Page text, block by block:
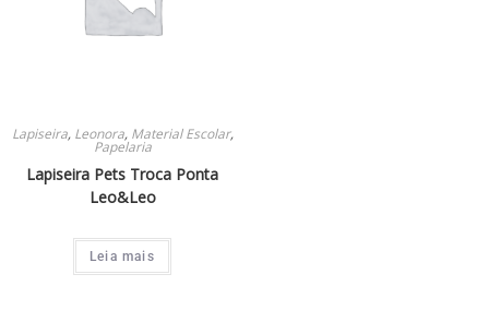
Lapiseira, Leonora, Material Escolar,
Papelaria
Lapiseira Pets Troca Ponta
Leo&Leo
Leia mais